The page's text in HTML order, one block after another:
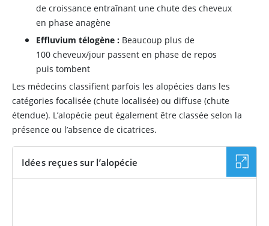
de croissance entraînant une chute des cheveux
en phase anagène
Effluvium télogène : Beaucoup plus de
100 cheveux/jour passent en phase de repos
puis tombent
Les médecins classifient parfois les alopécies dans les
catégories focalisée (chute localisée) ou diffuse (chute
étendue). L’alopécie peut également être classée selon la
présence ou l’absence de cicatrices.
Idées reçues sur l’alopécie